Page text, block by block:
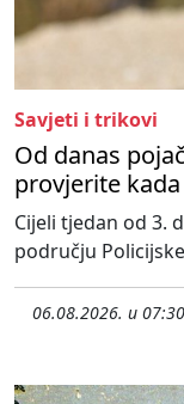
Savjeti i trikovi
Od danas
provjerite
Cijeli tjedan od 3.
području
06.08.2026. u 07:30